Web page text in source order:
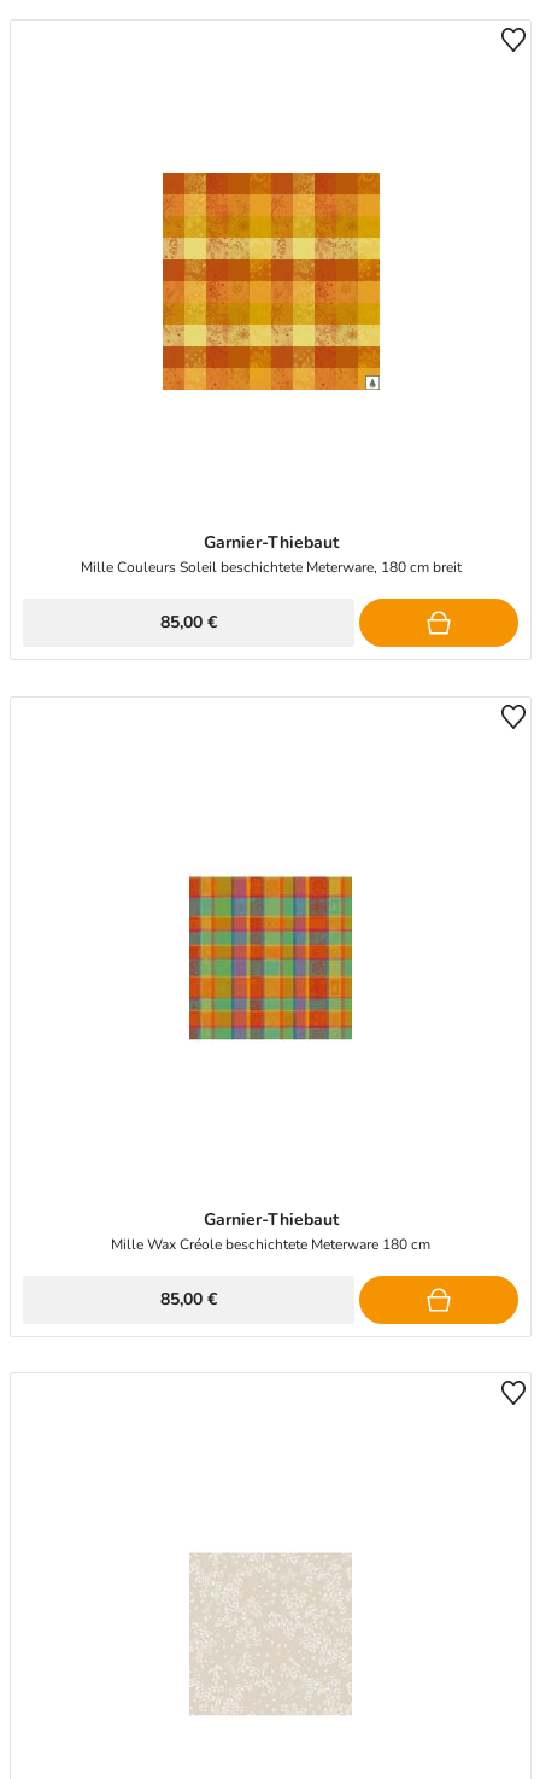
Garnier-Thiebaut
Mille Couleurs Soleil beschichtete Meterware, 180 cm breit
85,00 €
Garnier-Thiebaut
Mille Wax Créole beschichtete Meterware 180 cm
85,00 €